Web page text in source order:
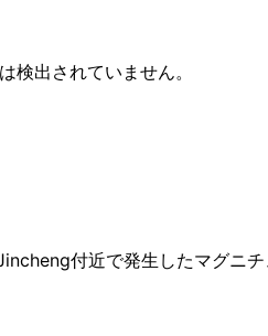
出されていません。
付近で発生したマグニチ